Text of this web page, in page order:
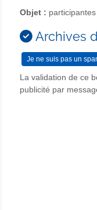
Objet :
Archives
La validation de ce
publicité par